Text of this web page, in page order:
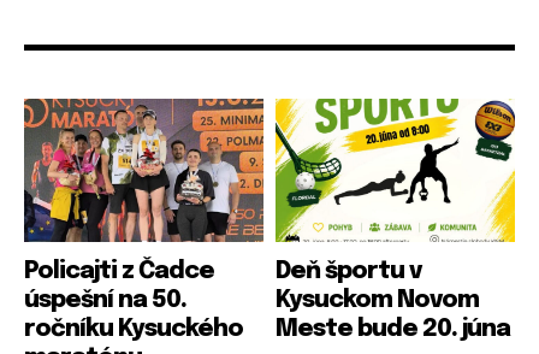
Policajti z Čadce
úspešní na 50.
ročníku Kysuckého
Deň športu v
Kysuckom Novom
Meste bude 20. júna